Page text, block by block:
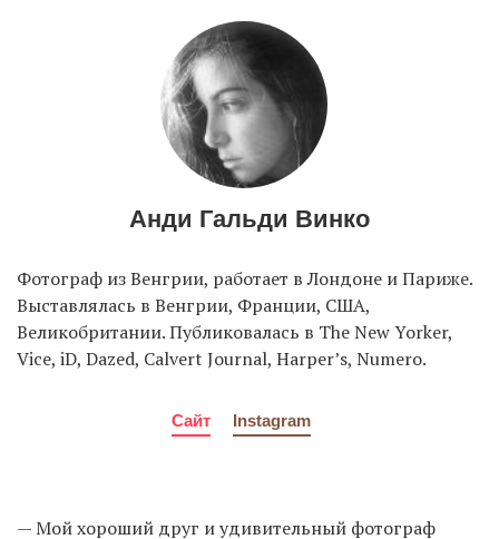
Анди Гальди Винко
Фотограф из Венгрии, работает в Лондоне и Париже.
Выставлялась в Венгрии, Франции, США,
Великобритании. Публиковалась в The New Yorker,
Vice, iD, Dazed, Calvert Journal, Harper’s, Numero.
Сайт Instagram
— Мой хороший друг и удивительный фотограф